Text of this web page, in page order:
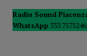
[ 5
Radio Sound
WhatsApp 333